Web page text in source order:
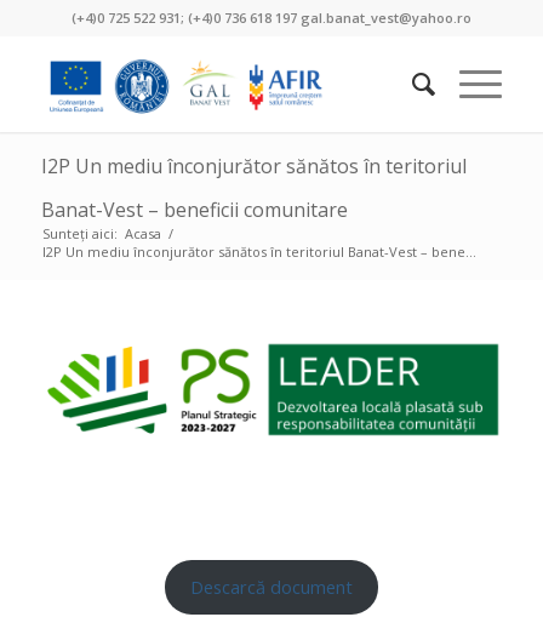
(+4)0 725 522 931; (+4)0 736 618 197 gal.banat_vest@yahoo.ro
I2P Un mediu înconjurător sănătos în teritoriul
Banat-Vest – beneficii comunitare
Sunteți aici: Acasa /
I2P Un mediu înconjurător sănătos în teritoriul Banat-Vest – bene...
Descarcă document